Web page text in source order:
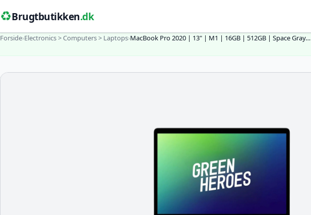
♻️Brugtbutikken.dk
Forside›Electronics > Computers > Laptops›MacBook Pro 2020 | 13" | M1 | 16GB | 512GB | Space Gray…